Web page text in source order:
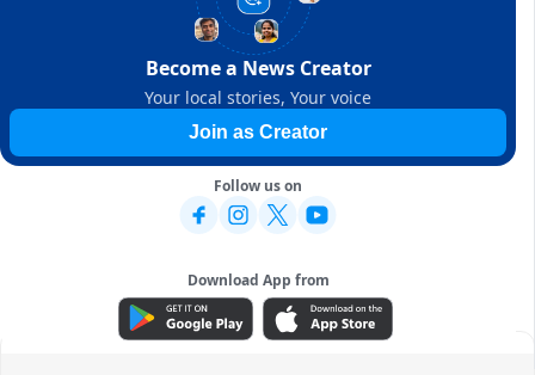
Become a News Creator
Your local stories, Your voice
Join as Creator
Follow us on
Download App from
ADVERTISEMENT